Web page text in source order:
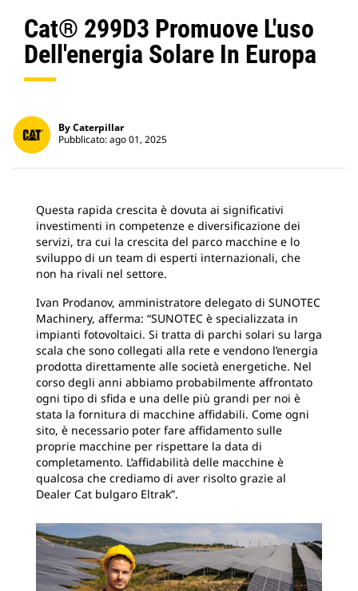
Cat® 299D3 Promuove L'uso
Dell'energia Solare In Europa
By Caterpillar
Pubblicato: ago 01, 2025
Questa rapida crescita è dovuta ai significativi
investimenti in competenze e diversificazione dei
servizi, tra cui la crescita del parco macchine e lo
sviluppo di un team di esperti internazionali, che
non ha rivali nel settore.
Ivan Prodanov, amministratore delegato di SUNOTEC
Machinery, afferma: “SUNOTEC è specializzata in
impianti fotovoltaici. Si tratta di parchi solari su larga
scala che sono collegati alla rete e vendono l’energia
prodotta direttamente alle società energetiche. Nel
corso degli anni abbiamo probabilmente affrontato
ogni tipo di sfida e una delle più grandi per noi è
stata la fornitura di macchine affidabili. Come ogni
sito, è necessario poter fare affidamento sulle
proprie macchine per rispettare la data di
completamento. L’affidabilità delle macchine è
qualcosa che crediamo di aver risolto grazie al
Dealer Cat bulgaro Eltrak”.